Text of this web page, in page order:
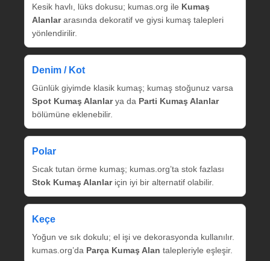
Kesik havlı, lüks dokusu; kumas.org ile Kumaş
Alanlararasında dekoratif ve giysi kumaş talepleri
yönlendirilir.
Denim / Kot
Günlük giyimde klasik kumaş; kumaş stoğunuz varsa
Spot Kumaş Alanlarya da Parti Kumaş Alanlar
bölümüne eklenebilir.
Polar
Sıcak tutan örme kumaş; kumas.org’ta stok fazlası
Stok Kumaş Alanlariçin iyi bir alternatif olabilir.
Keçe
Yoğun ve sık dokulu; el işi ve dekorasyonda kullanılır.
kumas.org’da Parça Kumaş Alan talepleriyle eşleşir.